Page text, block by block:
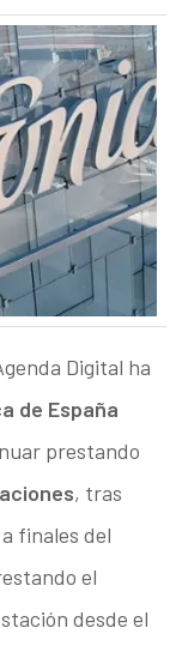
Digital ha
de España
prestando
, tras
finales del
el
desde el